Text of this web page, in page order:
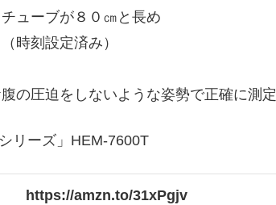
ューブが８０㎝と長め
時刻設定済み）
の圧迫をしないような姿勢で正確に測定
リーズ」HEM-7600T
https://amzn.to/31xPgjv